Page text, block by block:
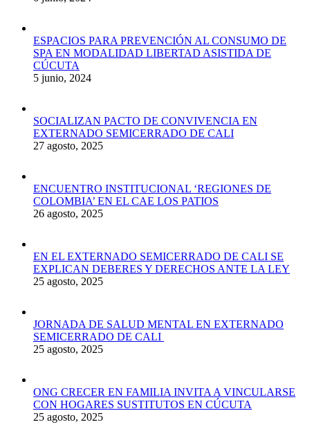
ESPACIOS PARA PREVENCIÓN AL CONSUMO DE
SPA EN MODALIDAD LIBERTAD ASISTIDA DE
CÚCUTA
5 junio, 2024
SOCIALIZAN PACTO DE CONVIVENCIA EN
EXTERNADO SEMICERRADO DE CALI
27 agosto, 2025
ENCUENTRO INSTITUCIONAL ‘REGIONES DE
COLOMBIA’ EN EL CAE LOS PATIOS
26 agosto, 2025
EN EL EXTERNADO SEMICERRADO DE CALI SE
EXPLICAN DEBERES Y DERECHOS ANTE LA LEY
25 agosto, 2025
JORNADA DE SALUD MENTAL EN EXTERNADO
SEMICERRADO DE CALI
25 agosto, 2025
ONG CRECER EN FAMILIA INVITA A VINCULARSE
CON HOGARES SUSTITUTOS EN CÚCUTA
25 agosto, 2025